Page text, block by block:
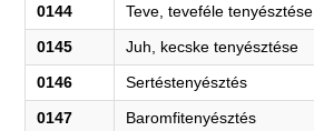
0144 Teve, teveféle tenyésztése
0145 Juh, kecske tenyésztése
0146 Sertéstenyésztés
0147 Baromfitenyésztés